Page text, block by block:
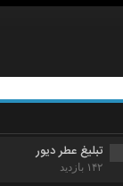
تبلیغ عطر دیور
۱۴۲ بازدید